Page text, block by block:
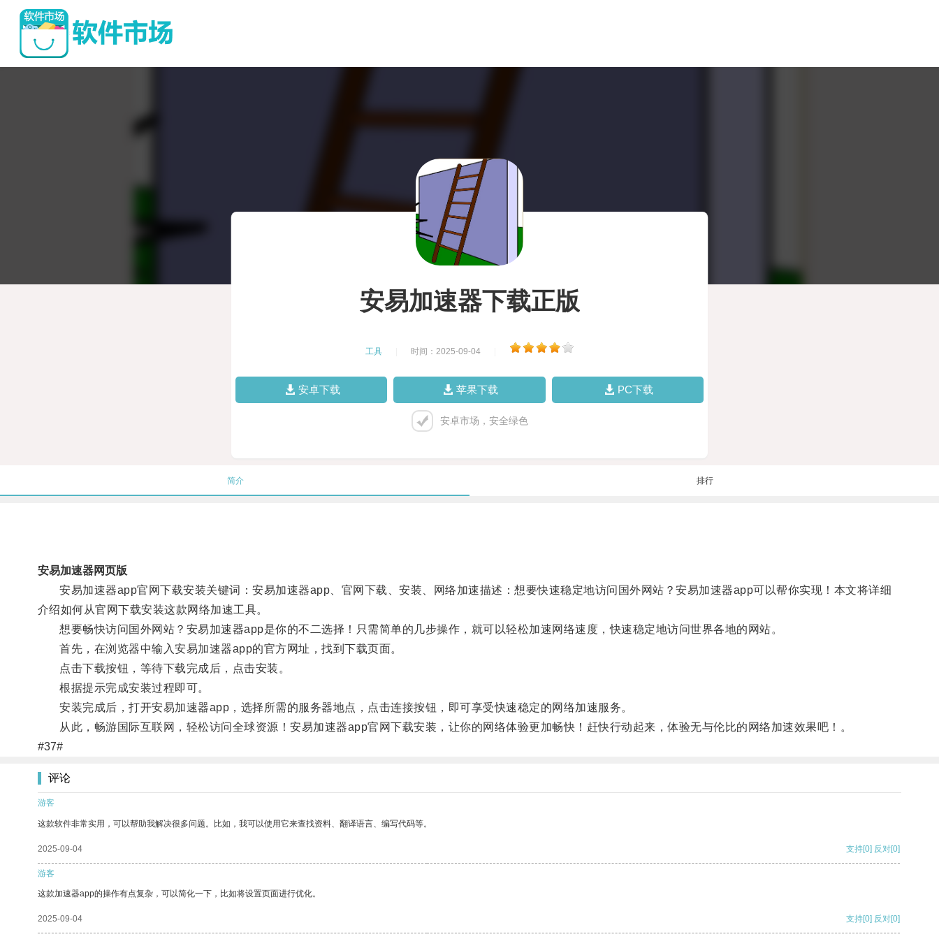
安易加速器下载正版
工具 时间：2025-09-04
安卓下载 苹果下载 PC下载
安卓市场，安全绿色
简介 排行
安易加速器网页版
安易加速器app官网下载安装关键词：安易加速器app、官网下载、安装、网络加速描述：想要快速稳定地访问国外网站？安易加速器app可以帮你实现！本文将详细
介绍如何从官网下载安装这款网络加速工具。
想要畅快访问国外网站？安易加速器app是你的不二选择！只需简单的几步操作，就可以轻松加速网络速度，快速稳定地访问世界各地的网站。
首先，在浏览器中输入安易加速器app的官方网址，找到下载页面。
点击下载按钮，等待下载完成后，点击安装。
根据提示完成安装过程即可。
安装完成后，打开安易加速器app，选择所需的服务器地点，点击连接按钮，即可享受快速稳定的网络加速服务。
从此，畅游国际互联网，轻松访问全球资源！安易加速器app官网下载安装，让你的网络体验更加畅快！赶快行动起来，体验无与伦比的网络加速效果吧！。
#37#
评论
游客
这款软件非常实用，可以帮助我解决很多问题。比如，我可以使用它来查找资料、翻译语言、编写代码等。
2025-09-04 支持[0] 反对[0]
游客
这款加速器app的操作有点复杂，可以简化一下，比如将设置页面进行优化。
2025-09-04 支持[0] 反对[0]